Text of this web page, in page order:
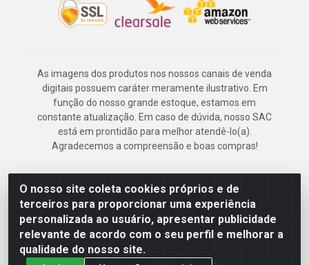
O nosso site coleta cookies próprios e de
terceiros para proporcionar uma experiência
personalizada ao usuário, apresentar publicidade
relevante de acordo com o seu perfil e melhorar a
qualidade do nosso site.
As imagens dos produtos nos nossos canais de venda
digitais possuem caráter meramente ilustrativo. Em
função do nosso grande estoque, estamos em
constante atualização. Em caso de dúvida, nosso SAC
está em prontidão para melhor atendê-lo(a).
Agradecemos a compreensão e boas compras!
Deskontão Atacado - Av. Marechal Mascarenhas de Morais, 2471 -
Imbiribeira - Recife/PE - CEP 51.150-001 - CNPJ 24.150.377/0003-
57